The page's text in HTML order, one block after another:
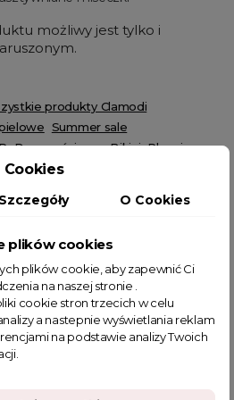
możliwy jest tylko i
produkty Clamodi
Summer sale
Dwuczęściowe Bikini Plus size
HOT SALE
Cookies
Szczegóły O Cookies
plików cookies
plików cookie, aby zapewnić Ci
na naszej stronie .
cookie stron trzecich w celu
a nastepnie wyświetlania reklam
na podstawie analizy Twoich